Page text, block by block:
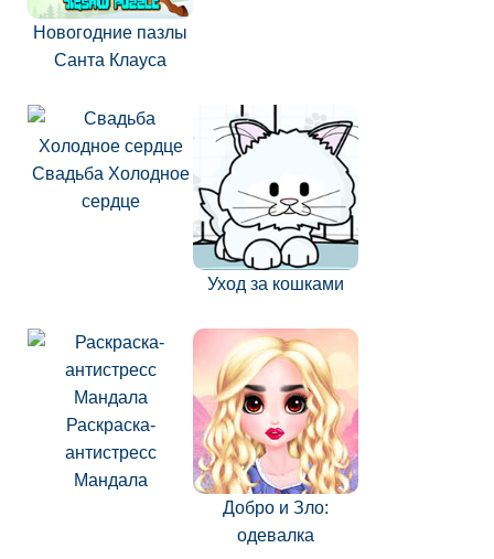
Новогодние пазлы
Санта Клауса
Свадьба Холодное
сердце
Уход за кошками
Раскраска-
антистресс
Мандала
Добро и Зло:
одевалка